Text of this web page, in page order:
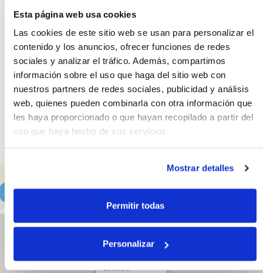
Esta página web usa cookies
Las cookies de este sitio web se usan para personalizar el
contenido y los anuncios, ofrecer funciones de redes
sociales y analizar el tráfico. Además, compartimos
información sobre el uso que haga del sitio web con
nuestros partners de redes sociales, publicidad y análisis
web, quienes pueden combinarla con otra información que
les haya proporcionado o que hayan recopilado a partir del
uso que haya hecho de sus servicios.
Mostrar detalles
Permitir todas
Personalizar
Contacta con nosotros
mail Email
call Teléfono
Whatsapp
Localización y horarios
Emigrando
Estética